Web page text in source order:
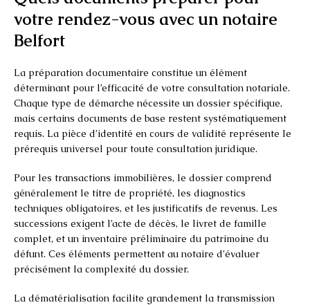
votre rendez-vous avec un notaire
Belfort
La préparation documentaire constitue un élément
déterminant pour l’efficacité de votre consultation notariale.
Chaque type de démarche nécessite un dossier spécifique,
mais certains documents de base restent systématiquement
requis. La pièce d’identité en cours de validité représente le
prérequis universel pour toute consultation juridique.
Pour les transactions immobilières, le dossier comprend
généralement le titre de propriété, les diagnostics
techniques obligatoires, et les justificatifs de revenus. Les
successions exigent l’acte de décès, le livret de famille
complet, et un inventaire préliminaire du patrimoine du
défunt. Ces éléments permettent au notaire d’évaluer
précisément la complexité du dossier.
La dématérialisation facilite grandement la transmission